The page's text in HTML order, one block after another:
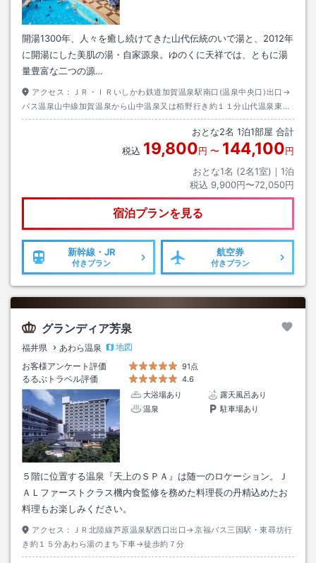
開湯1300年、人々を癒し続けてきた山代伝統のいで湯と、2012年
に開湯にした美肌の湯・自家源泉。ゆのくに天祥では、ともに湯
量豊富な二つの源…
アクセス：
ＪＲ・ＩＲいしかわ鉄道加賀温泉駅南口(温泉中央口)出口→
バス温泉山中線加賀温泉から山中温泉又は栢野行き約１１分山代温泉東口
下車→徒歩約１分
おとな2名 1泊1部屋 合計
税込 19,800円 〜 144,100円
おとな1名 (2名1室)｜ 1泊
税込 9,900円〜72,050円
宿泊プランを見る
新幹線・JR
付きプラン
航空券
付きプラン
グランディア芳泉
福井県 あわら温泉
地図
お客様アンケート評価
91点
るるぶトラベル評価
4.6
大浴場あり
露天風呂あり
温泉
駐車場あり
５階に位置する温泉『天上のＳＰＡ』は随一のロケーション。Ｊ
ＡＬファーストクラス機内食監修を務めた料理長の丹精込めたお
料理もお楽しみください。
アクセス：
ＪＲ北陸線芦原温泉駅西口出口→京福バス三国駅・東尋坊行
き約１５分あわら湯のまち下車→徒歩約７分